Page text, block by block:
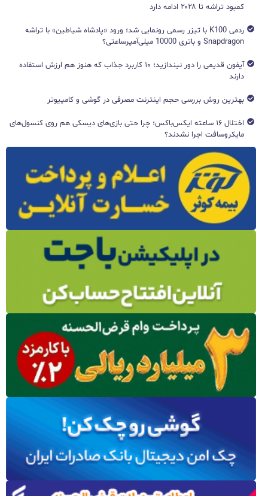
کمبود تراشه تا ۲۰۲۸ ادامه دارد
ردمی K100 با تیزر رسمی رونمایی شد؛ ورود «پادشاه شیاطین» با تراشه
Snapdragon و باتری 10000 میلی‌آمپرساعتی؟
آیفون قدیمی را دور نیندازید؛ ۱۰ کاربرد جذاب که هنوز هم ارزش استفاده
دارند
بهترین روش بررسی حجم اینترنت مصرفی در گوشی و کامپیوتر
اختلال ۱۶ ساعته ایکس‌باکس؛ چرا حتی بازی‌های دیسکی هم روی کنسول‌های
مایکروسافت اجرا نشدند؟